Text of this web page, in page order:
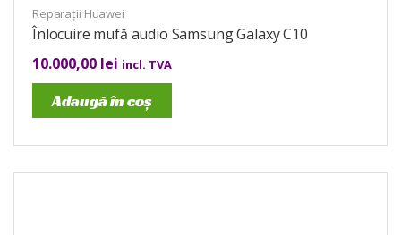
Reparații Huawei
Înlocuire mufă audio Samsung Galaxy C10
10.000,00 lei incl. TVA
Adaugă în coș